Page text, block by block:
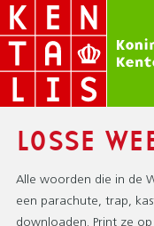
Overslaan
en
de
inhoud
LOSSE
Alle woorden die in de
een parachute, trap,
downloaden. Print ze